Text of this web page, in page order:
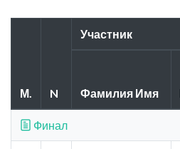
М. N
Участник
Фамилия Имя
Финал